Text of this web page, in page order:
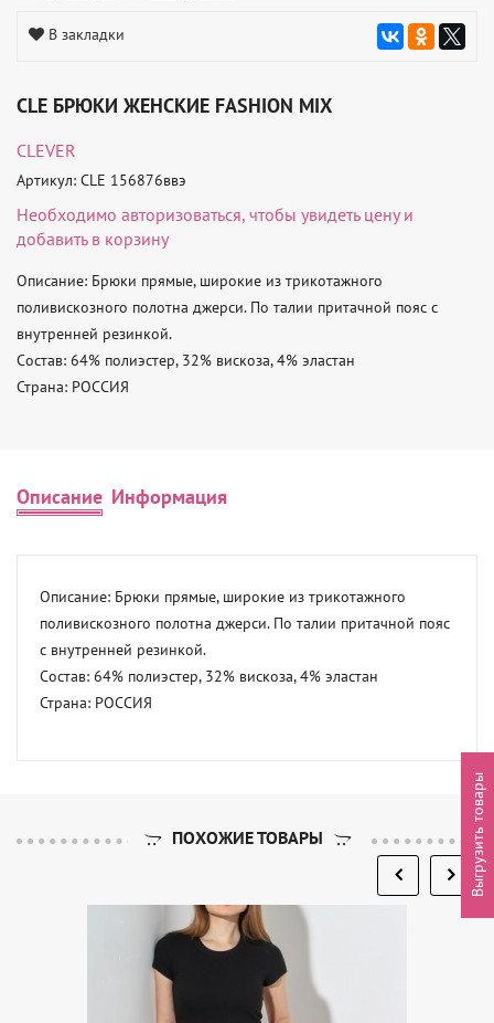
В закладки
CLE БРЮКИ ЖЕНСКИЕ FASHION MIX
CLEVER
Артикул: CLE 156876ввэ
Необходимо авторизоваться, чтобы увидеть цену и
добавить в корзину
Описание: Брюки прямые, широкие из трикотажного
поливискозного полотна джерси. По талии притачной пояс с
внутренней резинкой.
Состав: 64% полиэстер, 32% вискоза, 4% эластан
Страна: РОССИЯ
Описание Информация
Описание: Брюки прямые, широкие из трикотажного
поливискозного полотна джерси. По талии притачной пояс
с внутренней резинкой.
Состав: 64% полиэстер, 32% вискоза, 4% эластан
Страна: РОССИЯ
ПОХОЖИЕ ТОВАРЫ Выгрузить товары